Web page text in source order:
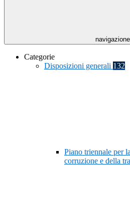
navigazione
Categorie
Disposizioni generali 132
Piano triennale per
corruzione e della